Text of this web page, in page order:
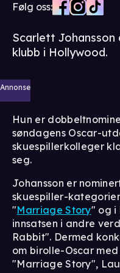
Følg oss:
Scarlett Johansson
klubb i Hollywood.
Annonse
Hun er
søndagens Oscar-
skuespillerkolleger
seg.
Johansson er
skuespiller-
"Marriage Story" og i
innsatsen i andre
Rabbit". Dermed
om birolle-Oscar
"Marriage Story",